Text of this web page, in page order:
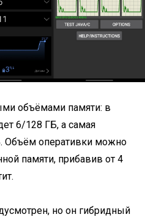
объёмами памяти: в
6/128 ГБ, а самая
Объём оперативки можно
памяти, прибавив от 4
но он гибридный